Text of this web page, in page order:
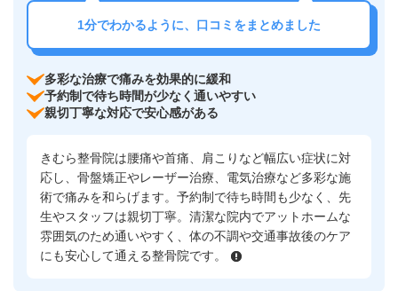
1分でわかるように、口コミをまとめました
多彩な治療で痛みを効果的に緩和
予約制で待ち時間が少なく通いやすい
親切丁寧な対応で安心感がある
きむら整骨院は腰痛や首痛、肩こりなど幅広い症状に対
応し、骨盤矯正やレーザー治療、電気治療など多彩な施
術で痛みを和らげます。予約制で待ち時間も少なく、先
生やスタッフは親切丁寧。清潔な院内でアットホームな
雰囲気のため通いやすく、体の不調や交通事故後のケア
にも安心して通える整骨院です。